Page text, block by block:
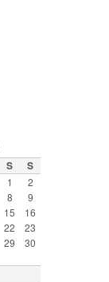
S S
1
2
8
9
15
16
22
23
29
30